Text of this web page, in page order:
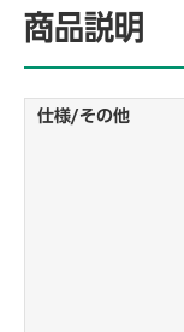
商品説明
仕様/その他